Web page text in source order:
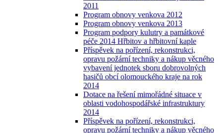
2011
Program obnovy venkova 2012
Program obnovy venkova 2013
Program podpory kulutry a památkové
péče 2014 Hřbitov a hřbitovní kaple
Příspěvek na pořízení, rekonstrukci,
opravu požární techniky a nákup věcného
vybavení jednotek sboru dobrovolných
hasičů obcí olomouckého kraje na rok
2014
Dotace na řešení mimořádné situace v
oblasti vodohospodářské infrastruktury
2014
Příspěvek na pořízení, rekonstrukci,
opravu požární techniky a nákup věcného